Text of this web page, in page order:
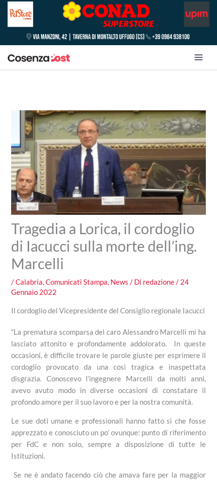
Tragedia a Lorica, il cordoglio
di Iacucci sulla morte dell’ing.
Marcelli
/Calabria,Comunicati Stampa, News / Di redazione/ 24
Gennaio 2022
Il cordoglio del Vicepresidente del Consiglio regionale Iacucci
“La prematura scomparsa del caro Alessandro Marcelli mi ha
lasciato attonito e profondamente addolorato. In queste
occasioni, è difficile trovare le parole giuste per esprimere il
cordoglio provocato da una così tragica e inaspettata
disgrazia. Conoscevo l’ingegnere Marcelli da molti anni,
avevo avuto modo in diverse occasioni di constatare il
profondo amore per il suo lavoro e per la nostra comunità.
Le sue doti umane e professionali hanno fatto sì che fosse
apprezzato e conosciuto un po’ ovunque: punto di riferimento
per FdC e non solo, sempre a disposizione di tutte le
Istituzioni.
Se ne è andato facendo ciò che amava fare per la maggior